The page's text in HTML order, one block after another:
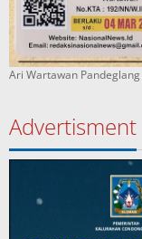
Ari Wartawan Pandeglang
Advertisment